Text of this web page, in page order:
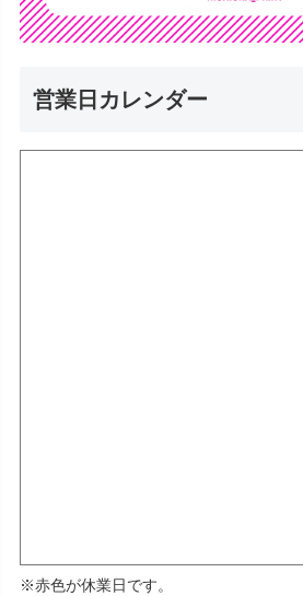
営業日カレンダー
※赤色が休業日です。